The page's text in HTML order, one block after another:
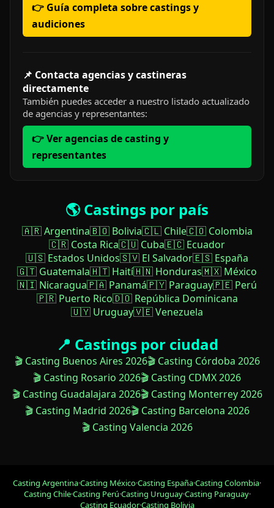
👉 Guía completa sobre castings y
audiciones
📌 Contacta agencias y castineras
directamente
También puedes acceder a nuestro listado actualizado
de agencias y representantes:
👉 Ver agencias de casting y
representantes
🌎 Castings por país
🇦🇷 Argentina🇧🇴 Bolivia🇨🇱 Chile🇨🇴 Colombia
🇨🇷 Costa Rica🇨🇺 Cuba🇪🇨 Ecuador
🇺🇸 Estados Unidos🇸🇻 El Salvador🇪🇸 España
🇬🇹 Guatemala🇭🇹 Haití🇭🇳 Honduras🇲🇽 México
🇳🇮 Nicaragua🇵🇦 Panamá🇵🇾 Paraguay🇵🇪 Perú
🇵🇷 Puerto Rico🇩🇴 República Dominicana
🇺🇾 Uruguay🇻🇪 Venezuela
📍 Castings por ciudad
🎬 Casting Buenos Aires 2026🎬 Casting Córdoba 2026
🎬 Casting Rosario 2026🎬 Casting CDMX 2026
🎬 Casting Guadalajara 2026🎬 Casting Monterrey 2026
🎬 Casting Madrid 2026🎬 Casting Barcelona 2026
🎬 Casting Valencia 2026
Casting Argentina·Casting México·Casting España·Casting Colombia·
Casting Chile·Casting Perú·Casting Uruguay·Casting Paraguay·
Casting Ecuador·Casting Bolivia